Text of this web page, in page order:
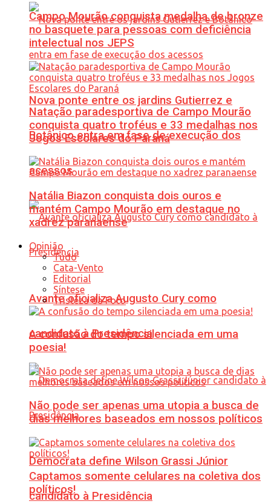
Nova ponte entre os jardins Gutierrez e
Botânico entra em fase de execução dos
acessos
Avante oficializa Augusto Cury como
candidato à Presidência
Democrata define Wilson Grassi Júnior
candidato à Presidência
Campo Mourão conquista medalha de bronze
no basquete para pessoas com deficiência
intelectual nos JEPS
Natação paradesportiva de Campo Mourão
conquista quatro troféus e 33 medalhas nos
Jogos Escolares do Paraná
Natália Biazon conquista dois ouros e
mantém Campo Mourão em destaque no
xadrez paranaense
Opinião
Tudo
Cata-Vento
Editorial
Síntese
Tristeza da Foto
A confusão do tempo silenciada em uma
poesia!
Não pode ser apenas uma utopia a busca de
dias melhores baseados em nossos políticos
Captamos somente celulares na coletiva dos
políticos!